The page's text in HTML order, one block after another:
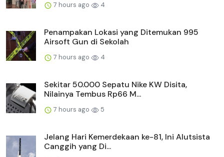
7 hours ago 4
Penampakan Lokasi yang Ditemukan 995
Airsoft Gun di Sekolah
7 hours ago 4
Sekitar 50.000 Sepatu Nike KW Disita,
Nilainya Tembus Rp66 M...
7 hours ago 5
Jelang Hari Kemerdekaan ke-81, Ini Alutsista
Canggih yang Di...